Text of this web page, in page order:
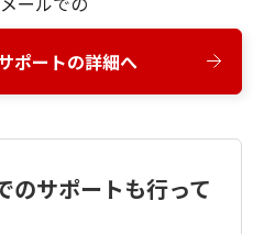
ポートの詳細へ
のサポートも行って